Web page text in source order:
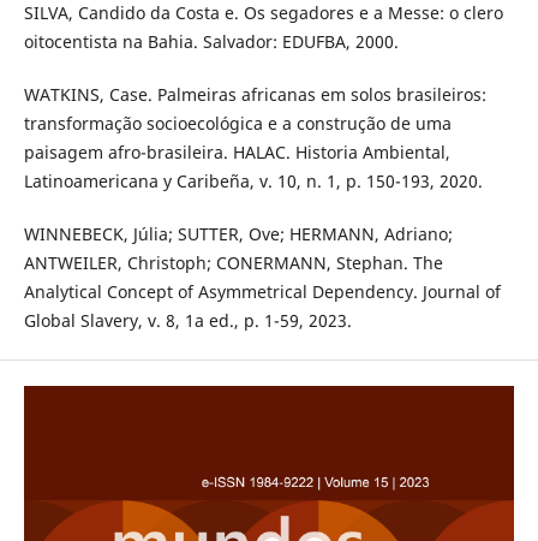
SILVA, Candido da Costa e. Os segadores e a Messe: o clero
oitocentista na Bahia. Salvador: EDUFBA, 2000.
WATKINS, Case. Palmeiras africanas em solos brasileiros:
transformação socioecológica e a construção de uma
paisagem afro-brasileira. HALAC. Historia Ambiental,
Latinoamericana y Caribeña, v. 10, n. 1, p. 150-193, 2020.
WINNEBECK, Júlia; SUTTER, Ove; HERMANN, Adriano;
ANTWEILER, Christoph; CONERMANN, Stephan. The
Analytical Concept of Asymmetrical Dependency. Journal of
Global Slavery, v. 8, 1a ed., p. 1-59, 2023.